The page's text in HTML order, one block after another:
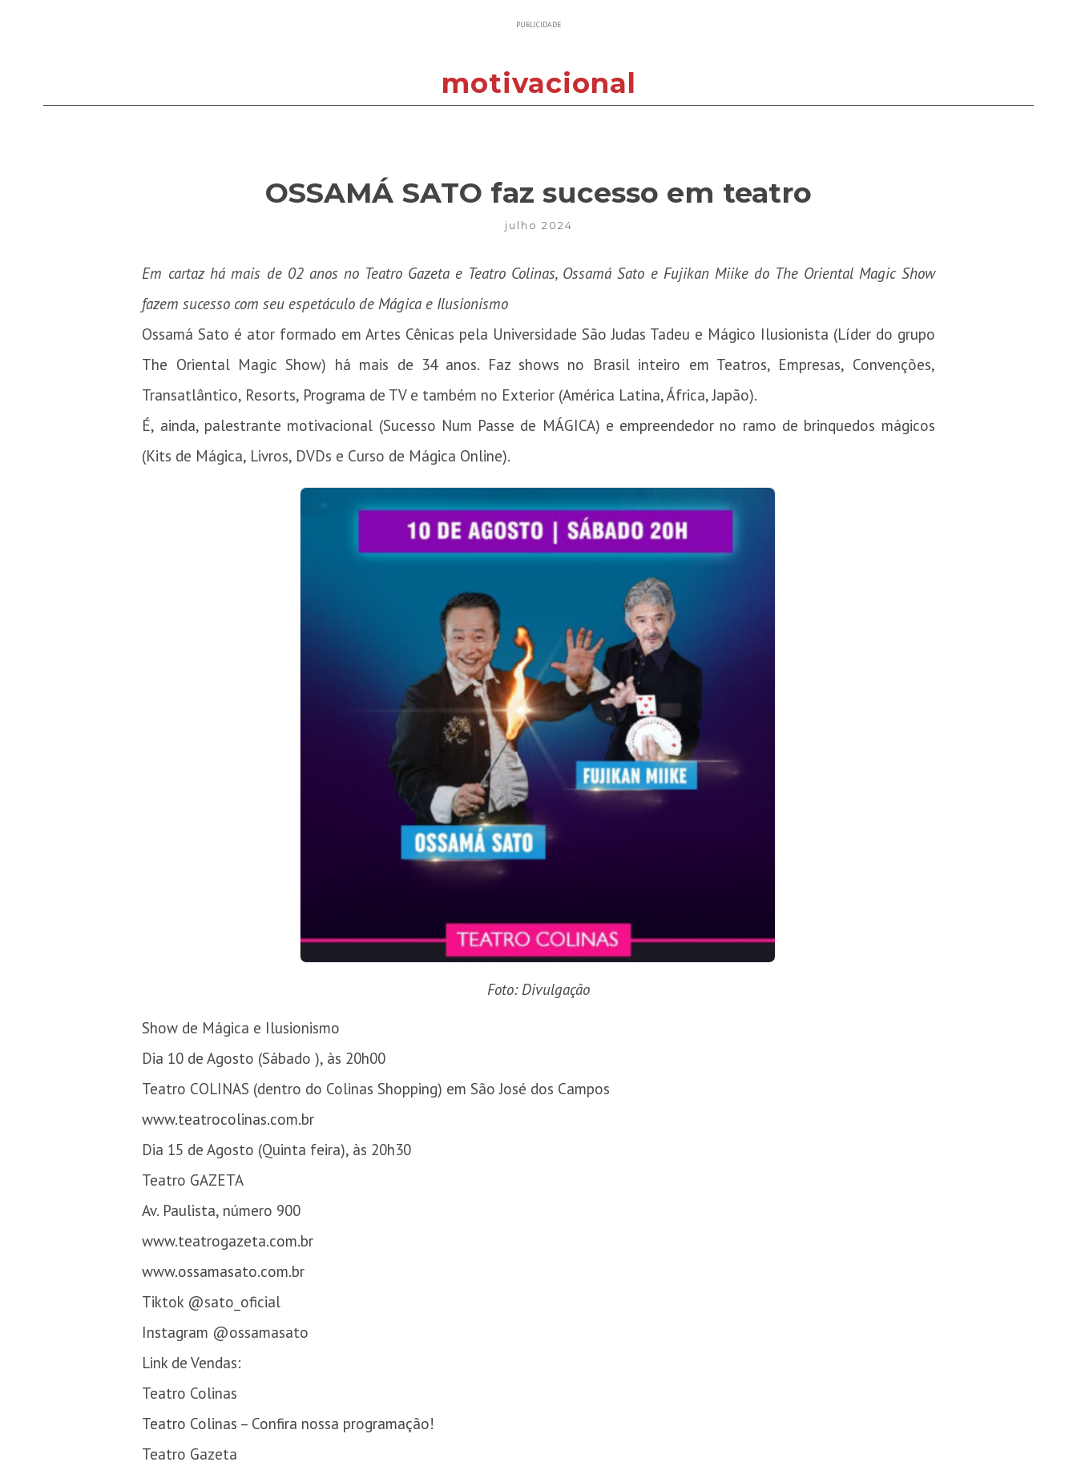
PUBLICIDADE
motivacional
OSSAMÁ SATO faz sucesso em teatro
julho 2024
Em cartaz há mais de 02 anos no Teatro Gazeta e Teatro Colinas, Ossamá Sato e Fujikan Miike do The Oriental Magic Show
fazem sucesso com seu espetáculo de Mágica e Ilusionismo
Ossamá Sato é ator formado em Artes Cênicas pela Universidade São Judas Tadeu e Mágico Ilusionista (Líder do grupo
The Oriental Magic Show) há mais de 34 anos. Faz shows no Brasil inteiro em Teatros, Empresas, Convenções,
Transatlântico, Resorts, Programa de TV e também no Exterior (América Latina, África, Japão).
É, ainda, palestrante motivacional (Sucesso Num Passe de MÁGICA) e empreendedor no ramo de brinquedos mágicos
(Kits de Mágica, Livros, DVDs e Curso de Mágica Online).
Foto: Divulgação
Show de Mágica e Ilusionismo
Dia 10 de Agosto (Sábado ), às 20h00
Teatro COLINAS (dentro do Colinas Shopping) em São José dos Campos
www.teatrocolinas.com.br
Dia 15 de Agosto (Quinta feira), às 20h30
Teatro GAZETA
Av. Paulista, número 900
www.teatrogazeta.com.br
www.ossamasato.com.br
Tiktok @sato_oficial
Instagram @ossamasato
Link de Vendas:
Teatro Colinas
Teatro Colinas – Confira nossa programação!
Teatro Gazeta